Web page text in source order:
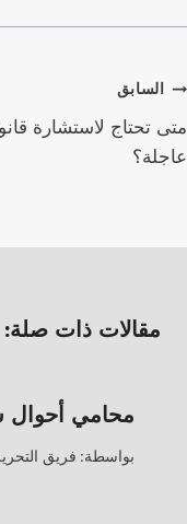
تصفّح
المقالات
السابق
متى تحتاج لاستشارة
عاجلة؟
مقالات ذات صلة:
محامي
بواسطة: فريق